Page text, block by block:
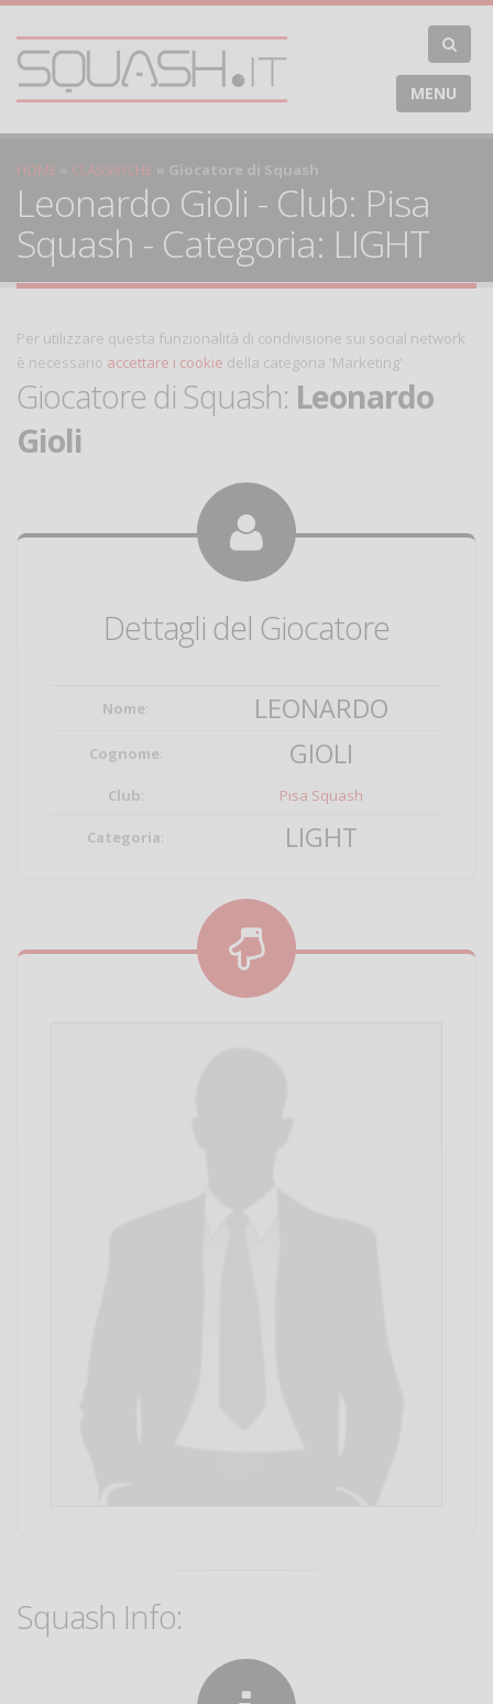
MENU
HOME CLASSIFICHE Giocatore di Squash
Leonardo Gioli - Club: Pisa
Squash - Categoria: LIGHT
Per utilizzare questa funzionalità di condivisione sui social network
è necessario accettare i cookie della categoria 'Marketing'
Giocatore di Squash: Leonardo
Gioli
Dettagli del Giocatore
Nome: LEONARDO
Cognome: GIOLI
Club: Pisa Squash
Categoria: LIGHT
Squash Info: